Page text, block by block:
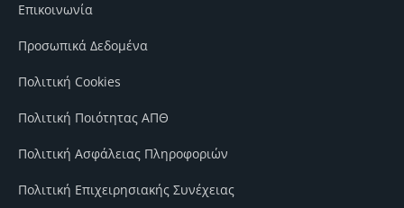
Επικοινωνία
Προσωπικά Δεδομένα
Πολιτική Cookies
Πολιτική Ποιότητας ΑΠΘ
Πολιτική Ασφάλειας Πληροφοριών
Πολιτική Επιχειρησιακής Συνέχειας